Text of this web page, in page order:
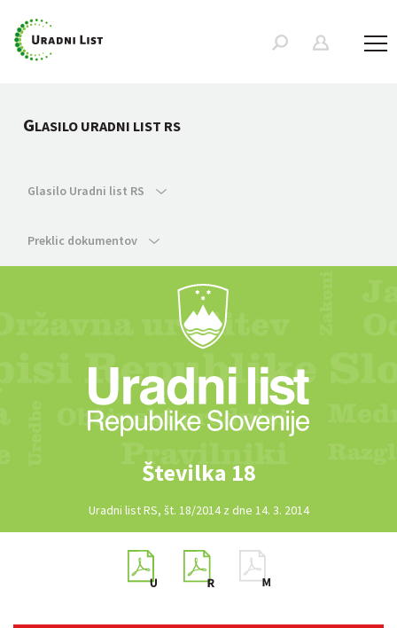
GLASILO URADNI LIST RS
Glasilo Uradni list RS
Preklic dokumentov
Številka 18
Uradni list RS, št. 18/2014 z dne 14. 3. 2014